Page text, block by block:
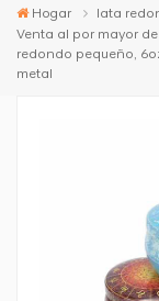
Hogar
lata
Venta al por mayor
redondo pequeño,
metal